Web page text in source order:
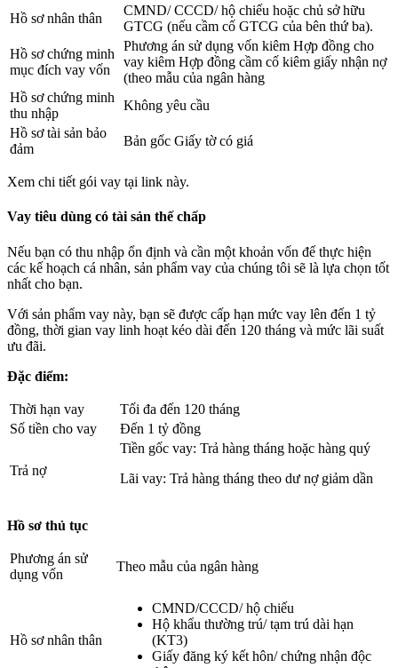
Hồ sơ nhân thân
CMND/ CCCD/ hộ chiếu hoặc chủ sở hữu
GTCG (nếu cầm cố GTCG của bên thứ ba).
Hồ sơ chứng minh
mục đích vay vốn
Phương án sử dụng vốn kiêm Hợp đồng cho
vay kiêm Hợp đồng cầm cố kiêm giấy nhận nợ
(theo mẫu của ngân hàng
Hồ sơ chứng minh
thu nhập
Không yêu cầu
Hồ sơ tài sản bảo
đảm
Bản gốc Giấy tờ có giá
Xem chi tiết gói vay tại link này.
Vay tiêu dùng có tài sản thế chấp
Nếu bạn có thu nhập ổn định và cần một khoản vốn để thực hiện
các kế hoạch cá nhân, sản phẩm vay của chúng tôi sẽ là lựa chọn tốt
nhất cho bạn.
Với sản phẩm vay này, bạn sẽ được cấp hạn mức vay lên đến 1 tỷ
đồng, thời gian vay linh hoạt kéo dài đến 120 tháng và mức lãi suất
ưu đãi.
Đặc điểm:
Thời hạn vay
Tối đa đến 120 tháng
Số tiền cho vay
Đến 1 tỷ đồng
Trả nợ
Tiền gốc vay: Trả hàng tháng hoặc hàng quý
Lãi vay: Trả hàng tháng theo dư nợ giảm dần
Hồ sơ thủ tục
Phương án sử
dụng vốn
Theo mẫu của ngân hàng
Hồ sơ nhân thân
CMND/CCCD/ hộ chiếu
Hộ khẩu thường trú/ tạm trú dài hạn
(KT3)
Giấy đăng ký kết hôn/ chứng nhận độc